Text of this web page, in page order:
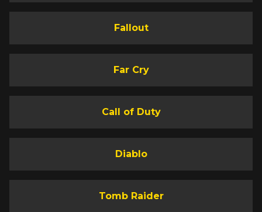
Fallout
Far Cry
Call of Duty
Diablo
Tomb Raider